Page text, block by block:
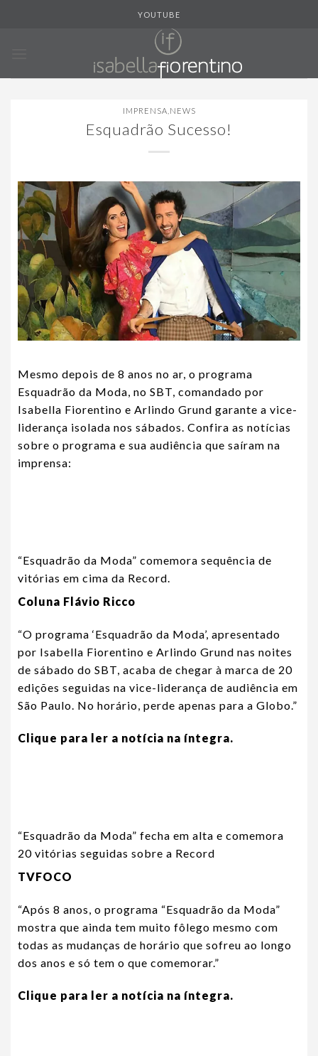
YOUTUBE
IMPRENSA NEWS
Esquadrão Sucesso!
Mesmo depois de 8 anos no ar, o programa
Esquadrão da Moda, no SBT, comandado por
Isabella Fiorentino e Arlindo Grund garante a vice-
liderança isolada nos sábados. Confira as notícias
sobre o programa e sua audiência que saíram na
imprensa:
“Esquadrão da Moda” comemora sequência de
vitórias em cima da Record.
Coluna Flávio Ricco
“O programa ‘Esquadrão da Moda’, apresentado
por Isabella Fiorentino e Arlindo Grund nas noites
de sábado do SBT, acaba de chegar à marca de 20
edições seguidas na vice-liderança de audiência em
São Paulo. No horário, perde apenas para a Globo.”
Clique para ler a notícia na íntegra.
“Esquadrão da Moda” fecha em alta e comemora
20 vitórias seguidas sobre a Record
TVFOCO
“Após 8 anos, o programa “Esquadrão da Moda”
mostra que ainda tem muito fôlego mesmo com
todas as mudanças de horário que sofreu ao longo
dos anos e só tem o que comemorar.”
Clique para ler a notícia na íntegra.